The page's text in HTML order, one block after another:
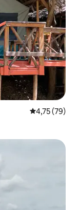
4,75 (79)